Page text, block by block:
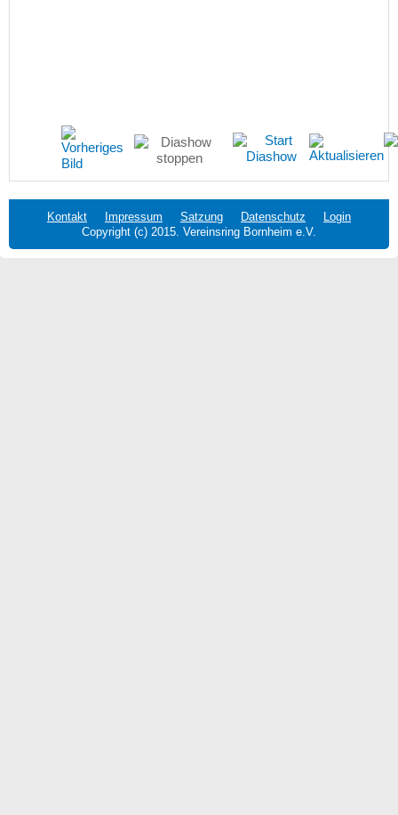
Kontakt Impressum Satzung Datenschutz
Login
Copyright (c) 2015. Vereinsring Bornheim e.V.